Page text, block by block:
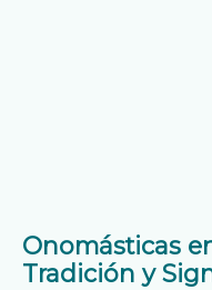
Onomásticas
Tradición y